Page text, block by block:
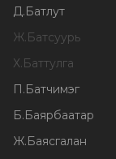
Д. Батлут
Ж. Батсуурь
Х. Баттулга
П . Батчимэг
Б. Баярбаатар
Ж. Баясгалан